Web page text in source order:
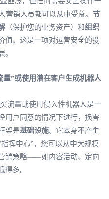
营销人员都可以从中受益。 节
（保护您的业务资产）和组织
值。这是一项对运营安全的投
。
量”或使用潜在客户生成机器人
流量或使用侵入性机器人是一
用户同意的情况下进行，损害
架是基础设施。它本身不产生
挥中心”，您可以从中大规模
销策略——如内容活动、定向
多。